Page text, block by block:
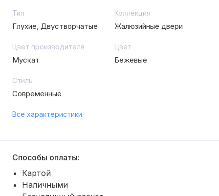
Тип
Глухие, Двустворчатые
Коллекция
Жалюзийные двери
Цвет производителя
Мускат
Цвет
Бежевые
Стиль
Современные
Все характеристики
Способы оплаты:
Картой
Наличными